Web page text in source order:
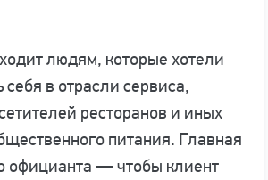
людям, которые хотели
в отрасли сервиса,
ресторанов и иных
питания. Главная
официанта — чтобы клиент